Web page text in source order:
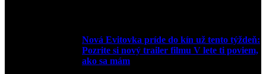
Nová Evitovka príde do kín už tento týždeň:
Pozrite si nový trailer filmu V lete ti poviem,
ako sa mám